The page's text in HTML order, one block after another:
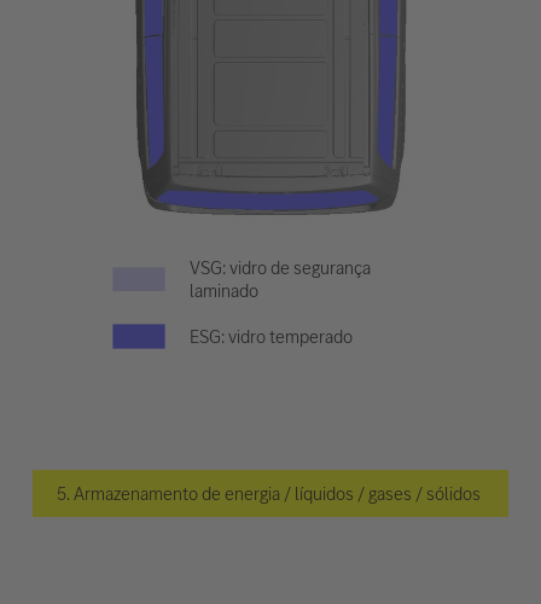
VSG: vidro de segurança
laminado
ESG: vidro temperado
5. Armazenamento de energia / líquidos / gases / sólidos